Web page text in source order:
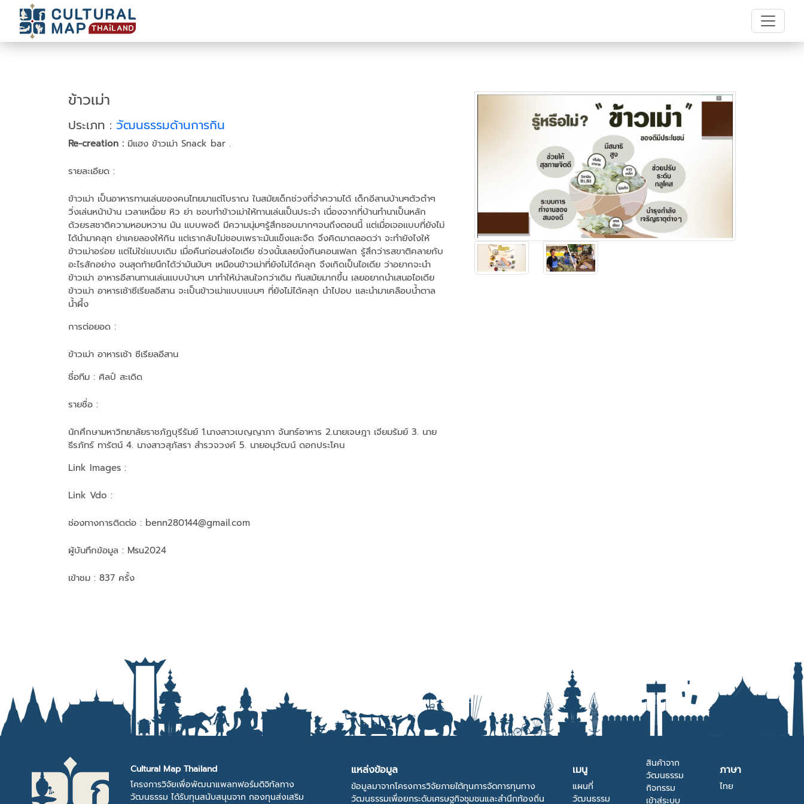
ข้าวเม่า
ประเภท : วัฒนธรรมด้านการกิน
Re-creation : มีแฮง ข้าวเม่า Snack bar .
รายละเอียด :
ข้าวเม่า เป็นอาหารทานเล่นของคนไทยมาเเต่โบราณ ในสมัยเด็กช่วงที่จำความได้ เด็กอีสานบ้านๆตัวดำๆ
วิ่งเล่นหน้าบ้าน เวลาเหนื่อย หิว ย่า ชอบทำข้าวเม่าให้ทานเล่นเป็นประจำ เนื่องจากที่บ้านทำนาเป็นหลัก
ด้วยรสชาติความหอมหวาน มัน เเบบพอดี มีความนุ่มๆรู้สึกชอบมากๆจนถึงตอนนี้ เเต่เมื่อเจอเเบบที่ยังไม่
ได้นำมาคลุก ย่าเคยลองให้กิน เเต่เรากลับไม่ชอบเพราะมันเเข็งเเละจืด จึงคิดมาตลอดว่า จะทำยังไงให้
ข้าวเม่าอร่อย เเต่ไม่ใช่เเบบเดิม เมื่อคืนก่อนส่งไอเดีย ช่วงนั้นเลยนั่งกินคอนเฟลก รู้สึกว่ารสขาติคลายกับ
อะไรสักอย่าง จนสุดท้ายนึกได้ว่ามันมันๆ เหมือนข้าวเม่าที่ยังไม่ได้คลุก จึงเกิดเป็นไอเดีย ว่าอยากจะนำ
ข้าวเม่า อาหารอีสานทานเล่นเเบบบ้านๆ มาทำให้น่าสนใจกว่าเดิม ทันสมัยมากขึ้น เลยอยากนำเสนอไอเดีย
ข้าวเม่า อาหารเช้าซีเรียลอีสาน จะเป็นข้าวเม่าเเบบเเบนๆ ที่ยังไม่ได้คลุก นำไปอบ เเละนำมาเคลือบน้ำตาล
น้ำผึ้ง
การต่อยอด :
ข้าวเม่า อาหารเช้า ซีเรียลอีสาน
ชื่อทีม : ศิลป์ สะเดิด
รายชื่อ :
นักศึกษามหาวิทยาลัย​ราชภัฏ​บุรีรัมย์​ 1.นางสาวเบญญาภา จันทร์อาหาร 2.นายเจษฎา เจียมรัมย์ 3. นาย
ธีรภัทร์ ทารัตน์ 4. นางสาวสุภัสรา สำรวจวงค์ 5. นายอนุวัฒน์ ดอกประโคน
Link Images :
Link Vdo :
ช่องทางการติดต่อ : benn280144@gmail.com​
ผู้บันทึกข้อมูล : Msu2024
เข้าชม : 837 ครั้ง
Cultural Map Thailand
โครงการวิจัยเพื่อพัฒนาแพลทฟอร์มดิจิทัลทาง
วัฒนธรรม ได้รับทุนสนับสนุนจาก กองทุนส่งเสริม
แหล่งข้อมูล
ข้อมูลมาจากโครงการวิจัยภายใต้ทุนการจัดการทุนทาง
วัฒนธรรมเพื่อยกระดับเศรษฐกิจชุมชนและสำนึกท้องถิ่น
เมนู
แผนที่
วัฒนธรรม
สินค้าจาก
วัฒนธรรม
กิจกรรม
เข้าสู่ระบบ
ภาษา
ไทย